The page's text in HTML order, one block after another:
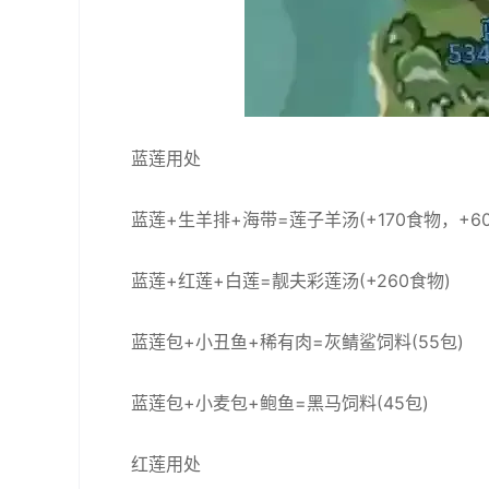
蓝莲用处
蓝莲+生羊排+海带=莲子羊汤(+170食物，
蓝莲+红莲+白莲=靓夫彩莲汤(+260食物)
蓝莲包+小丑鱼+稀有肉=灰鲭鲨饲料(55包)
蓝莲包+小麦包+鲍鱼=黑马饲料(45包)
红莲用处